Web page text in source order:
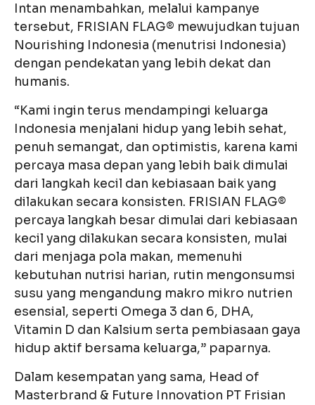
Intan menambahkan, melalui kampanye
tersebut, FRISIAN FLAG® mewujudkan tujuan
Nourishing Indonesia (menutrisi Indonesia)
dengan pendekatan yang lebih dekat dan
humanis.
“Kami ingin terus mendampingi keluarga
Indonesia menjalani hidup yang lebih sehat,
penuh semangat, dan optimistis, karena kami
percaya masa depan yang lebih baik dimulai
dari langkah kecil dan kebiasaan baik yang
dilakukan secara konsisten. FRISIAN FLAG®
percaya langkah besar dimulai dari kebiasaan
kecil yang dilakukan secara konsisten, mulai
dari menjaga pola makan, memenuhi
kebutuhan nutrisi harian, rutin mengonsumsi
susu yang mengandung makro mikro nutrien
esensial, seperti Omega 3 dan 6, DHA,
Vitamin D dan Kalsium serta pembiasaan gaya
hidup aktif bersama keluarga,” paparnya.
Dalam kesempatan yang sama, Head of
Masterbrand & Future Innovation PT Frisian